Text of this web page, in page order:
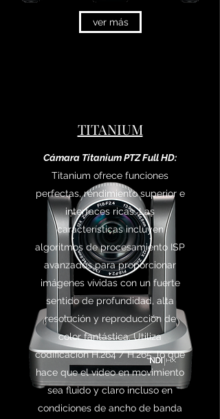
ver más
TITANIUM
Cámara Titanium PTZ Full HD:
Titanium ofrece funciones
perfectas, rendimiento superior e
interfaces ricas. Las
características incluyen
algoritmos de procesamiento ISP
avanzados para proporcionar
imágenes vívidas con un fuerte
sentido de profundidad, alta
resolución y reproducción de
color fantástica. Utiliza
codificación H.264 / H.265, lo que
hace que el vídeo en movimiento
sea fluido y claro incluso en
condiciones de ancho de banda